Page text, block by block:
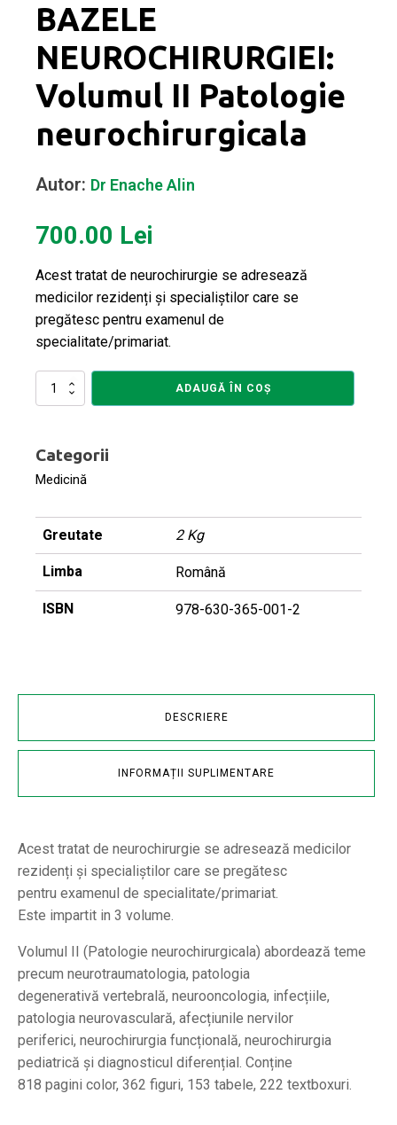
BAZELE
NEUROCHIRURGIEI:
Volumul II Patologie
neurochirurgicala
Autor: Dr Enache Alin
700.00 Lei
Acest tratat de neurochirurgie se adresează
medicilor rezidenți și specialiștilor care se
pregătesc pentru examenul de
specialitate/primariat.
Cantitate
BAZELE
II
neurochirurgicala
ADAUGĂ ÎN COȘ
Categorii
Medicină
Greutate 2 Kg
Limba Română
ISBN 978-630-365-001-2
DESCRIERE
INFORMAȚII SUPLIMENTARE
Acest tratat de neurochirurgie se adresează medicilor
rezidenți și specialiștilor care se pregătesc
pentru examenul de specialitate/primariat.
Este impartit in 3 volume.
Volumul II (Patologie neurochirurgicala) abordează teme
precum neurotraumatologia, patologia
degenerativă vertebrală, neurooncologia, infecțiile,
patologia neurovasculară, afecțiunile nervilor
periferici, neurochirurgia funcțională, neurochirurgia
pediatrică și diagnosticul diferențial. Conține
818 pagini color, 362 figuri, 153 tabele, 222 textboxuri.